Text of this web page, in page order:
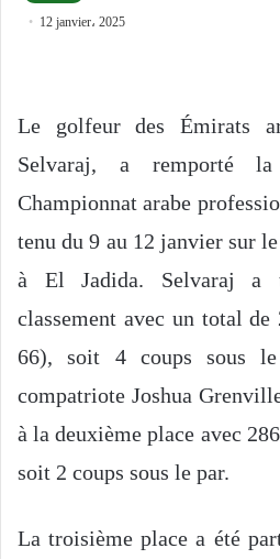
12 janvier، 2025
Le golfeur des Émirats
Selvaraj, a remporté
Championnat arabe
tenu du 9 au 12 janvier sur
à El Jadida. Selvaraj a
classement avec un total
66), soit 4 coups sous le
compatriote Joshua
à la deuxième place avec
soit 2 coups sous le par.
La troisième place a été